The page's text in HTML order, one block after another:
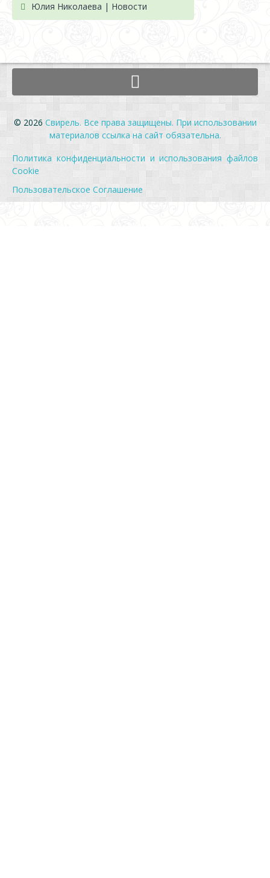
Юлия Николаева | Новости
© 2026 Свирель. Все права защищены. При использовании
материалов ссылка на сайт обязательна.
Политика конфиденциальности и использования файлов
Cookie
Пользовательское Соглашение